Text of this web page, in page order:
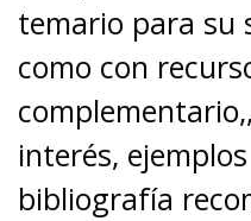
temario para su
como con
interés,
bibliografía